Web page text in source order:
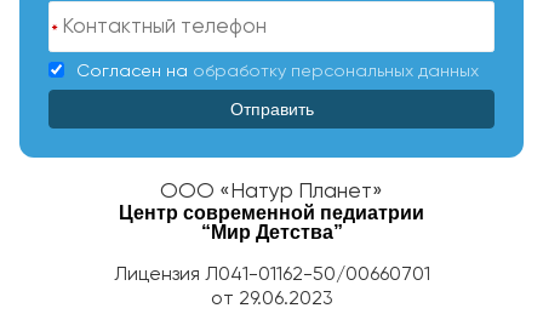
*
Согласен на обработку персональных данных
ООО «Натур Планет»
Центр современной педиатрии
“Мир Детства”
Лицензия Л041-01162-50/00660701
от 29.06.2023